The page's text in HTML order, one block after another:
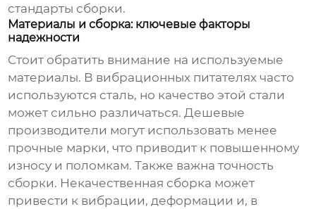
стандарты сборки.
Материалы и сборка: ключевые факторы
надежности
Стоит обратить внимание на используемые
материалы. В вибрационных питателях часто
используются сталь, но качество этой стали
может сильно различаться. Дешевые
производители могут использовать менее
прочные марки, что приводит к повышенному
износу и поломкам. Также важна точность
сборки. Некачественная сборка может
привести к вибрации, деформации и, в